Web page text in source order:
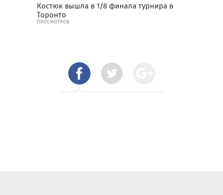
Костюк вышла в 1/8 финала турнира в
Торонто
ПРОСМОТРОВ